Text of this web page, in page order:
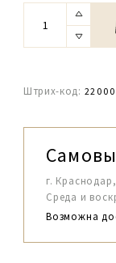
Штрих-код:
г.
Среда и
Возможна